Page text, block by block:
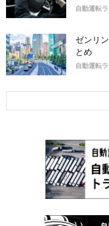
自動運転
ゼンリ
とめ
自動運転